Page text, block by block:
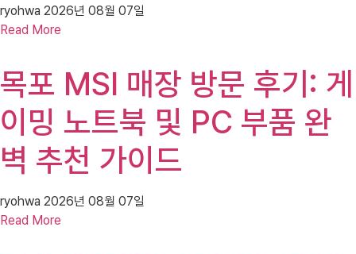
ryohwa 2026년 08월 07일
Read More
목포 MSI 매장 방문 후기: 게
이밍 노트북 및 PC 부품 완
벽 추천 가이드
ryohwa 2026년 08월 07일
Read More